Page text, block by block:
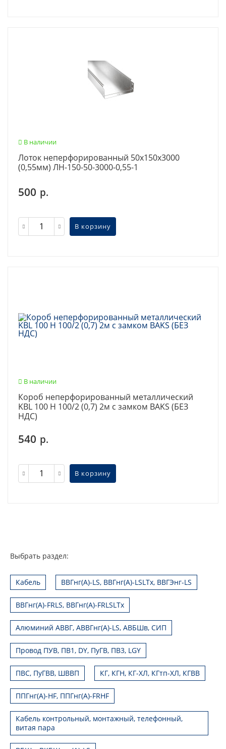
В наличии
Лоток неперфорированный 50х150х3000
(0,55мм) ЛН-150-50-3000-0,55-1
500 р.
В корзину
В наличии
Короб неперфорированный металлический
KBL 100 Н 100/2 (0,7) 2м с замком BAKS (БЕЗ
НДС)
540 р.
В корзину
Выбрать раздел:
Кабель ВВГнг(А)-LS, ВВГнг(А)-LSLTx, ВВГЭнг-LS
ВВГнг(А)-FRLS, ВВГнг(А)-FRLSLTx
Алюминий АВВГ, АВВГнг(А)-LS, АВБШв, СИП
Провод ПУВ, ПВ1, DY, ПуГВ, ПВ3, LGY
ПВС, ПуГВВ, ШВВП КГ, КГН, КГ-ХЛ, КГтп-ХЛ, КГВВ
ППГнг(А)-HF, ППГнг(А)-FRHF
Кабель контрольный, монтажный, телефонный,
витая пара